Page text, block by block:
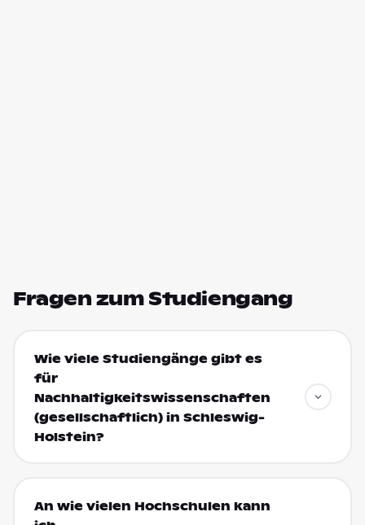
Fragen zum Studiengang
Wie viele Studiengänge gibt es
für
Nachhaltigkeitswissenschaften
(gesellschaftlich) in Schleswig-
Holstein?
An wie vielen Hochschulen kann